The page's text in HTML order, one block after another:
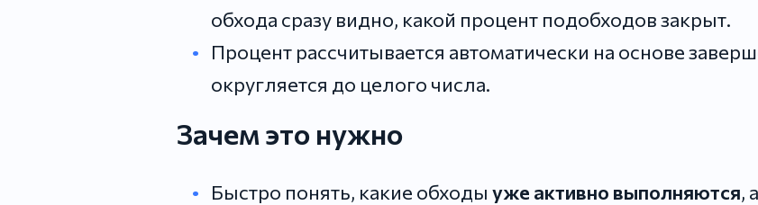
обхода сразу видно, какой процент подобходов закрыт.
Процент рассчитывается автоматически на основе
округляется до целого числа.
Зачем это нужно
Быстро понять, какие обходы уже активно выполняются,